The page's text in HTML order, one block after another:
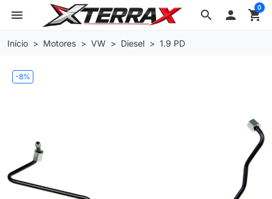
search
menu  shopping_cart
0
Início Motores VW Diesel 1.9 PD
-8%